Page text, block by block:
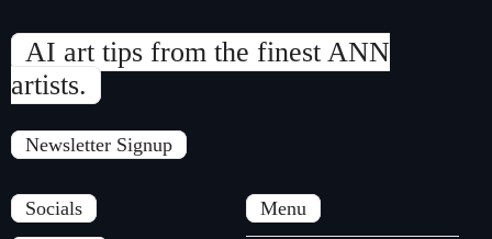
AI art tips from the finest ANN
artists.
Newsletter Signup
Socials Menu